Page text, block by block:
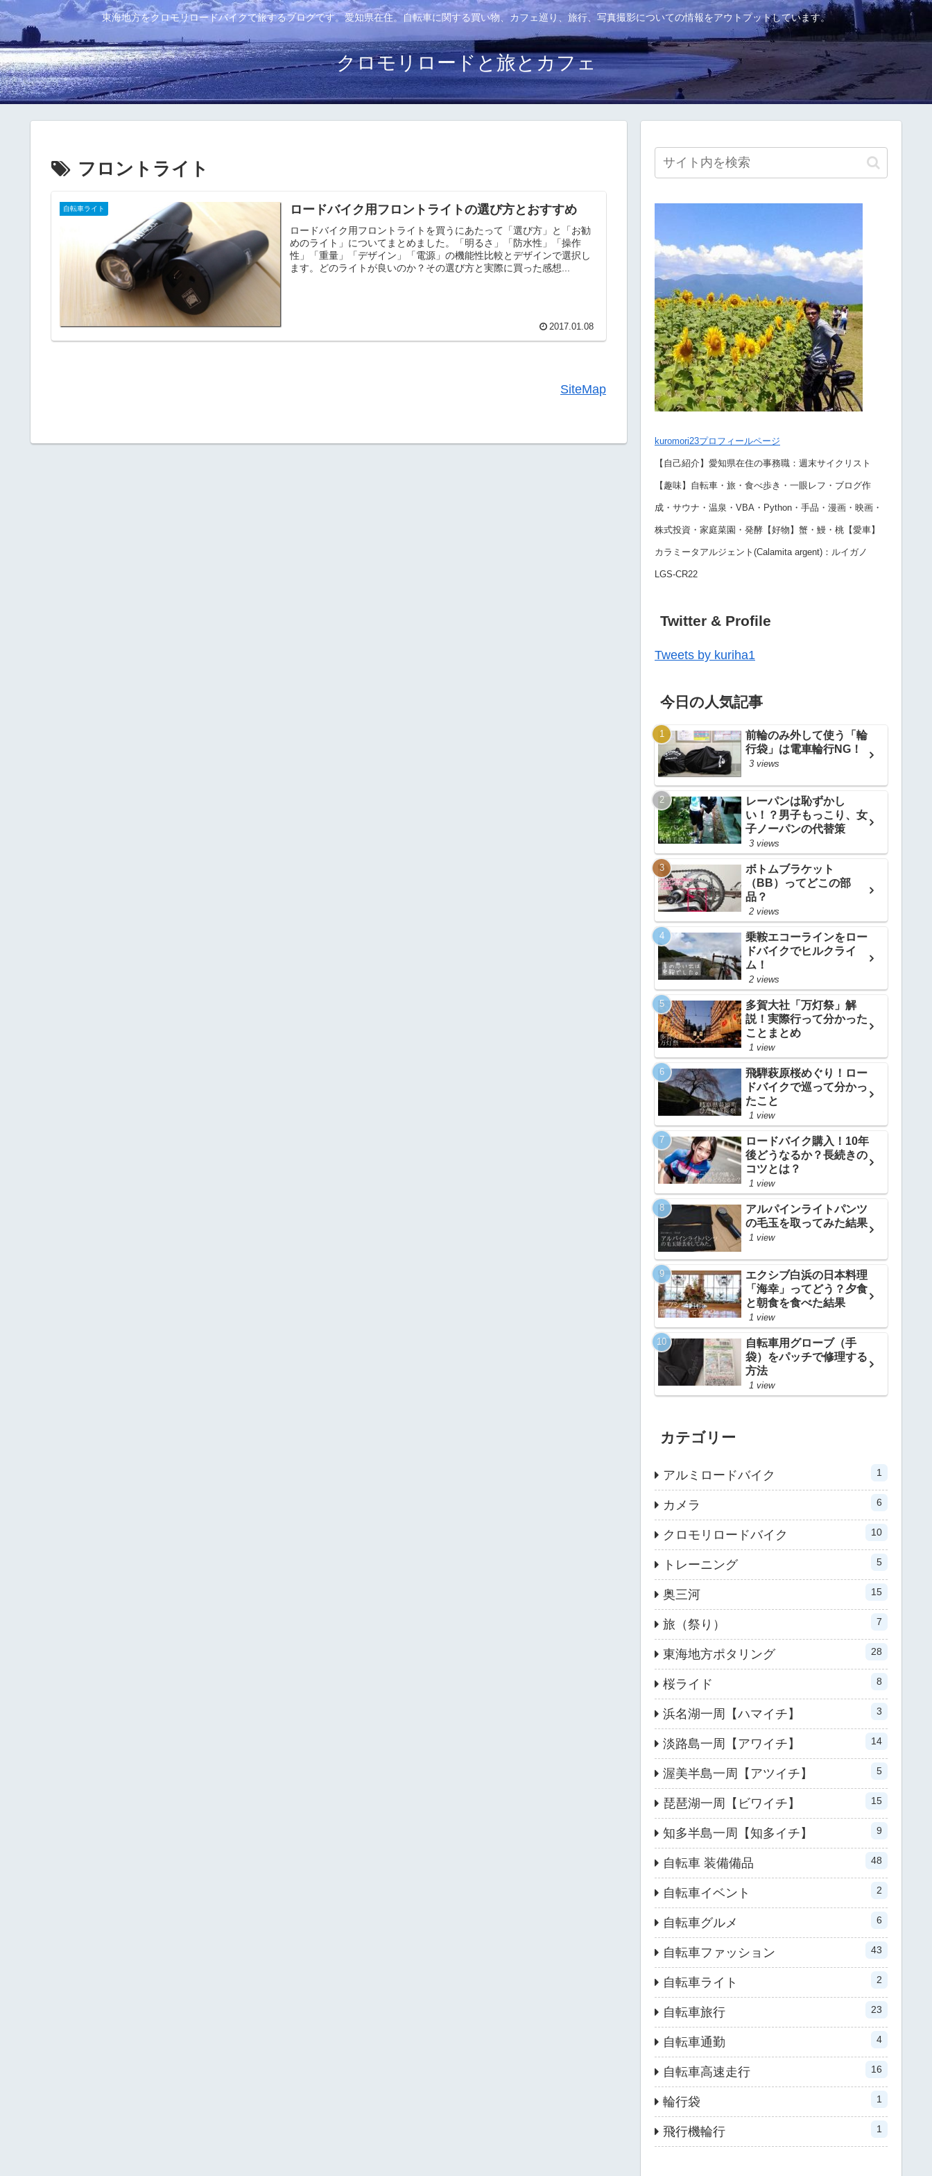
東海地方をクロモリロードバイクで旅するブログです。愛知県在住。自転車に関する買い物、カフェ巡り、旅行、写真撮影についての情報をアウトプットしています。
クロモリロードと旅とカフェ
フロントライト
自転車ライト ロードバイク用フロントライトの選び方とおすすめ
ロードバイク用フロントライトを買うにあたって「選び方」と「お勧
めのライト」についてまとめました。「明るさ」「防水性」「操作
性」「重量」「デザイン」「電源」の機能性比較とデザインで選択し
ます。どのライトが良いのか？その選び方と実際に買った感想...
2017.01.08
SiteMap
kuromori23プロフィールページ
【自己紹介】愛知県在住の事務職：週末サイクリスト
【趣味】自転車・旅・食べ歩き・一眼レフ・ブログ作
成・サウナ・温泉・VBA・Python・手品・漫画・映画・
株式投資・家庭菜園・発酵【好物】蟹・鰻・桃【愛車】
カラミータアルジェント(Calamita argent)：ルイガノ
LGS-CR22
Twitter & Profile
Tweets by kuriha1
今日の人気記事
前輪のみ外して使う「輪
行袋」は電車輪行NG！
3 views
レーパンは恥ずかし
い！？男子もっこり、女
子ノーパンの代替策
3 views
ボトムブラケット
（BB）ってどこの部
品？
2 views
乗鞍エコーラインをロー
ドバイクでヒルクライ
ム！
2 views
多賀大社「万灯祭」解
説！実際行って分かった
ことまとめ
1 view
飛騨萩原桜めぐり！ロー
ドバイクで巡って分かっ
たこと
1 view
ロードバイク購入！10年
後どうなるか？長続きの
コツとは？
1 view
アルパインライトパンツ
の毛玉を取ってみた結果
1 view
エクシブ白浜の日本料理
「海幸」ってどう？夕食
と朝食を食べた結果
1 view
自転車用グローブ（手
袋）をパッチで修理する
方法
1 view
カテゴリー
アルミロードバイク 1
カメラ 6
クロモリロードバイク 10
トレーニング 5
奥三河 15
旅（祭り） 7
東海地方ポタリング 28
桜ライド 8
浜名湖一周【ハマイチ】 3
淡路島一周【アワイチ】 14
渥美半島一周【アツイチ】 5
琵琶湖一周【ビワイチ】 15
知多半島一周【知多イチ】 9
自転車 装備備品 48
自転車イベント 2
自転車グルメ 6
自転車ファッション 43
自転車ライト 2
自転車旅行 23
自転車通勤 4
自転車高速走行 16
輪行袋 1
飛行機輪行 1